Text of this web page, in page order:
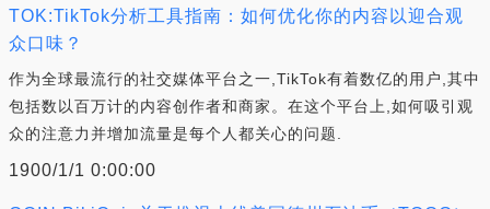
TOK:TikTok分析工具指南：如何优化你的内容以迎合观
众口味？
作为全球最流行的社交媒体平台之一,TikTok有着数亿的用户,其中
包括数以百万计的内容创作者和商家。在这个平台上,如何吸引观
众的注意力并增加流量是每个人都关心的问题.
1900/1/1 0:00:00